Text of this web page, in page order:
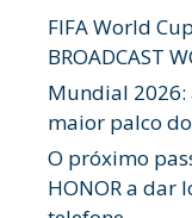
FIFA World
BROADCAST
Mundial 2026:
maior palco
O próximo
HONOR a dar